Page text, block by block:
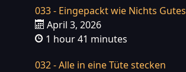
033 - Eingepackt wie Nichts Gutes
April 3, 2026
1 hour 41 minutes
032 - Alle in eine Tüte stecken